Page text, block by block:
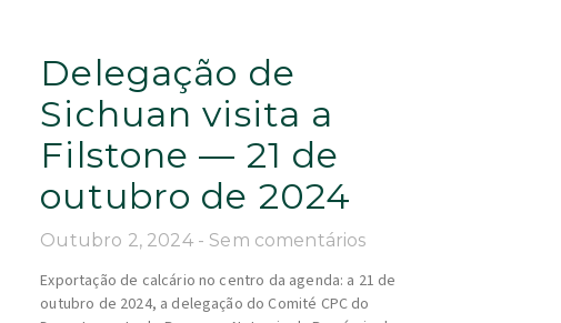
Delegação de
Sichuan visita a
Filstone — 21 de
outubro de 2024
Outubro 2, 2024 Sem comentários
Exportação de calcário no centro da agenda: a 21 de
outubro de 2024, a delegação do Comité CPC do